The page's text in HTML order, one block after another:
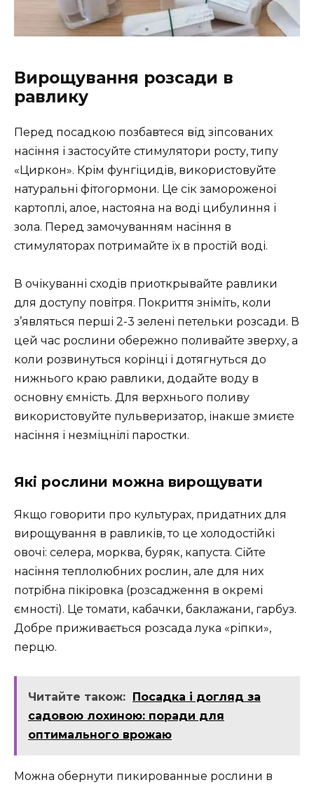
Вирощування розсади в
равлику
Перед посадкою позбавтеся від зіпсованих
насіння і застосуйте стимулятори росту, типу
«Циркон». Крім фунгіцидів, використовуйте
натуральні фітогормони. Це сік замороженої
картоплі, алое, настояна на воді цибулиння і
зола. Перед замочуванням насіння в
стимуляторах потримайте їх в простій воді.
В очікуванні сходів приоткрывайте равлики
для доступу повітря. Покриття зніміть, коли
з’являться перші 2-3 зелені петельки розсади. В
цей час рослини обережно поливайте зверху, а
коли розвинуться корінці і дотягнуться до
нижнього краю равлики, додайте воду в
основну ємність. Для верхнього поливу
використовуйте пульверизатор, інакше змиєте
насіння і незміцнілі паростки.
Які рослини можна вирощувати
Якщо говорити про культурах, придатних для
вирощування в равликів, то це холодостійкі
овочі: селера, морква, буряк, капуста. Сійте
насіння теплолюбних рослин, але для них
потрібна пікіровка (розсадження в окремі
ємності). Це томати, кабачки, баклажани, гарбуз.
Добре приживається розсада лука «ріпки»,
перцю.
Читайте також: Посадка і догляд за
садовою лохиною: поради для
оптимального врожаю
Можна обернути пикированные рослини в